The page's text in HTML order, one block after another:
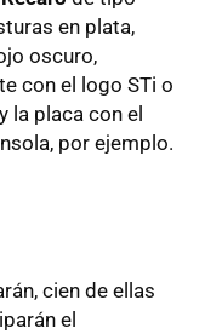
en plata,
oscuro,
con el logo STi o
la placa con el
por ejemplo.
cien de ellas
el